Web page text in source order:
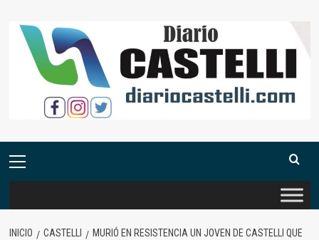
contenido
Menú
INICIO CASTELLI
MURIÓ EN RESISTENCIA UN JOVEN DE CASTELLI QUE